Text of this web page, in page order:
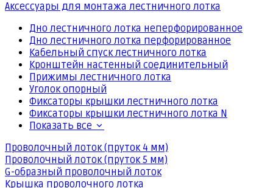
Аксессуары для монтажа лестничного лотка
Дно лестничного лотка неперфорированное
Дно лестничного лотка перфорированное
Кабельный спуск лестничного лотка
Кронштейн настенный соединительный
Прижимы лестничного лотка
Уголок опорный
Фиксаторы крышки лестничного лотка
Фиксаторы крышки лестничного лотка N
Показать все
Проволочный лоток (пруток 4 мм)
Проволочный лоток (пруток 5 мм)
G-образный проволочный лоток
Крышка проволочного лотка